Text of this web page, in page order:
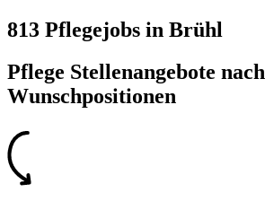
813 Pflegejobs in Brühl
Pflege Stellenangebote nach
Wunschpositionen